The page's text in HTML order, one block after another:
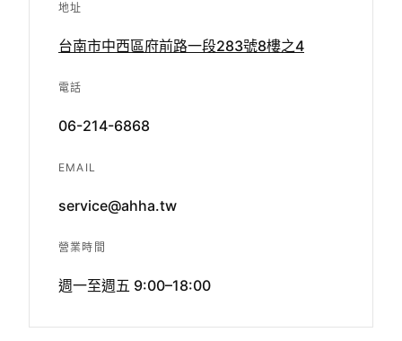
地址
台南市中西區府前路一段283號8樓之4
電話
06-214-6868
EMAIL
service@ahha.tw
營業時間
週一至週五 9:00–18:00